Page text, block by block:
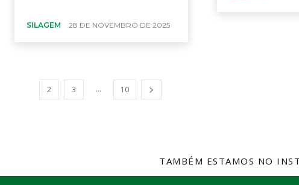
SILAGEM 28 DE NOVEMBRO DE 2025
2 3 ... 10
TAMBÉM ESTAMOS NO